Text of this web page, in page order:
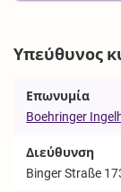
Υπεύθυνος
Επωνυμία
Boehringer
Διεύθυνση
Binger Straße